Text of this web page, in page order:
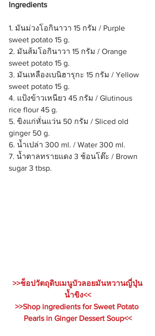
Ingredients
1. มันม่วงโอกินาวา 15 กรัม / Purple
sweet potato 15 g.
2. มันส้มโอกินาวา 15 กรัม / Orange
sweet potato 15 g.
3. มันเหลืองเบนิฮารุกะ 15 กรัม / Yellow
sweet potato 15 g.
4. แป้งข้าวเหนียว 45 กรัม / Glutinous
rice flour 45 g.
5. ขิงแก่หั่นแว่น 50 กรัม / Sliced old
ginger 50 g.
6. น้ำเปล่า 300 ml. / Water 300 ml.
7. น้ำตาลทรายแดง 3 ช้อนโต๊ะ / Brown
sugar 3 tbsp.
>>ช็อปวัตถุดิบเมนูบัวลอยมันหวานญี่ปุ่น
น้ำขิง<<
>>Shop ingredients for Sweet Potato
Pearls in Ginger Dessert Soup<<